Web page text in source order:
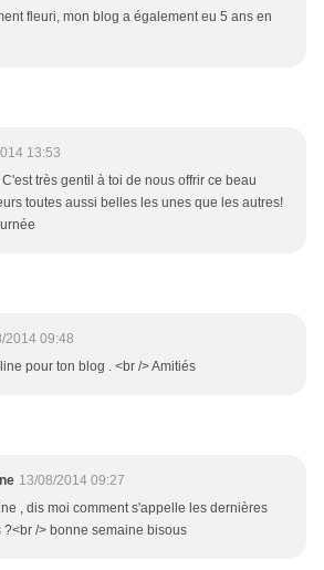
fleuri, mon blog a également eu 5 ans en
13:53
très gentil à toi de nous offrir ce beau
toutes aussi belles les unes que les autres!
2014 09:48
pour ton blog . <br /> Amitiés
13/08/2014 09:27
, dis moi comment s'appelle les dernières
?<br /> bonne semaine bisous